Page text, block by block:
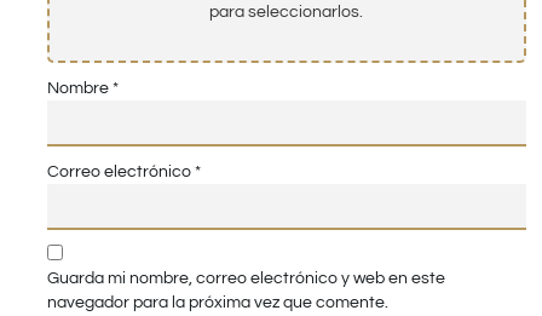
para seleccionarlos.
Nombre *
Correo electrónico *
Guarda mi nombre, correo electrónico y web en este
navegador para la próxima vez que comente.